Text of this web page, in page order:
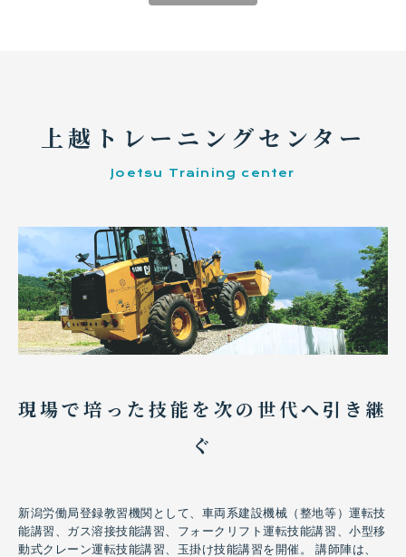
■場内及び積み荷へのゴミ捨ては厳禁とします
■周辺道路の走行については法定速度を守り、近隣住
民の皆さまに迷惑をかけない走行にご協力をお願いし
※上記項目に違反された場合、取り引きをお断りする
場合があります
ご不明な点などございましたら、
骨材事業部宛にお気軽にご連絡ください。
骨材事業部
Tel：025-528-7310Fax：025-528-3848
上越トレーニングセンター
Joetsu Training center
現場で培った技能を次の世代へ引き継
ぐ
新潟労働局登録教習機関として、車両系建設機械（整地等）運転技
能講習、ガス溶接技能講習、フォークリフト運転技能講習、小型移
動式クレーン運転技能講習、玉掛け技能講習を開催。 講師陣は、